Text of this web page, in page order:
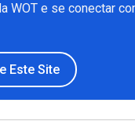
WOT e se conectar
Este Site